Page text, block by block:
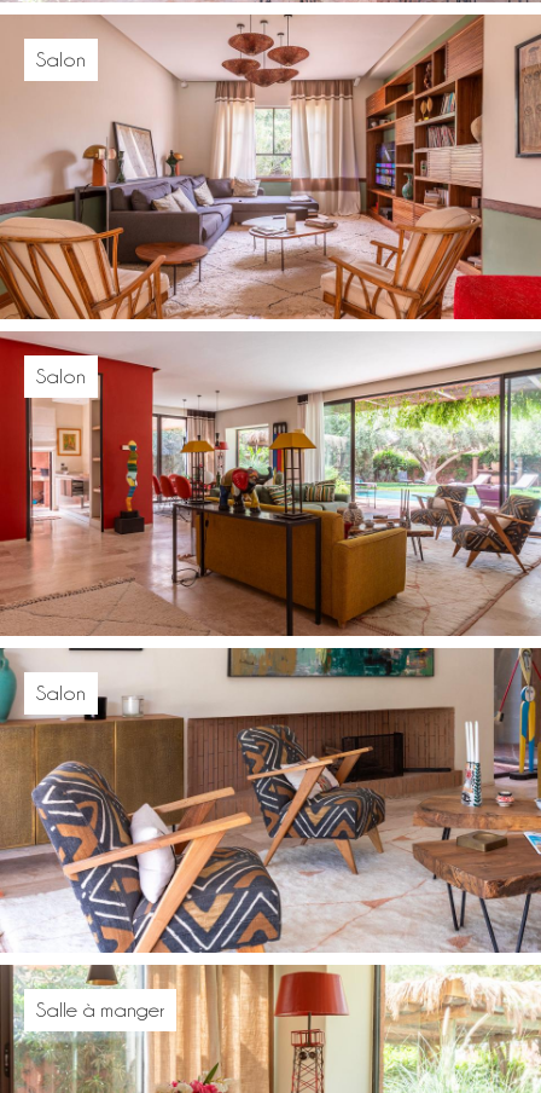
Salon
Salon
Salon
Salle à manger